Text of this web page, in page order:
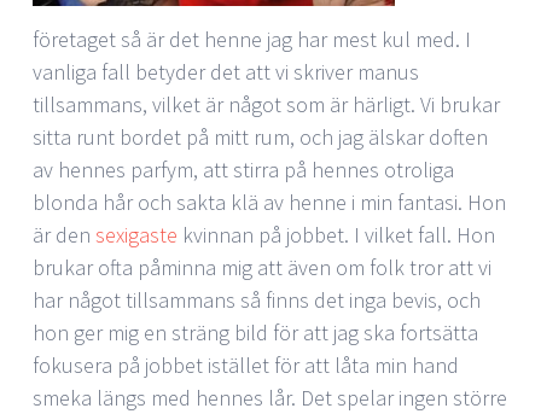
företaget så är det henne jag har mest kul med. I
vanliga fall betyder det att vi skriver manus
tillsammans, vilket är något som är härligt. Vi brukar
sitta runt bordet på mitt rum, och jag älskar doften
av hennes parfym, att stirra på hennes otroliga
blonda hår och sakta klä av henne i min fantasi. Hon
är den sexigaste kvinnan på jobbet. I vilket fall. Hon
brukar ofta påminna mig att även om folk tror att vi
har något tillsammans så finns det inga bevis, och
hon ger mig en sträng bild för att jag ska fortsätta
fokusera på jobbet istället för att låta min hand
smeka längs med hennes lår. Det spelar ingen större